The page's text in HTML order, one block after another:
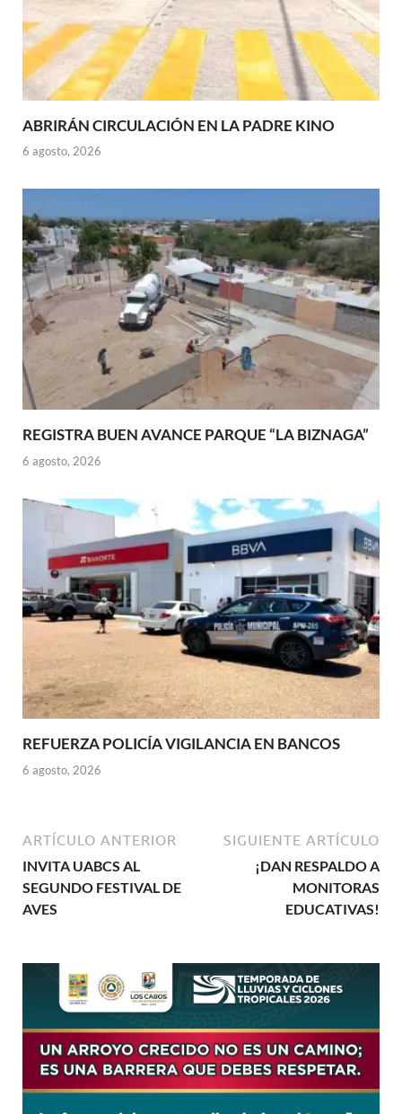
ABRIRÁN CIRCULACIÓN EN LA PADRE KINO
6 agosto, 2026
REGISTRA BUEN AVANCE PARQUE “LA BIZNAGA”
6 agosto, 2026
REFUERZA POLICÍA VIGILANCIA EN BANCOS
6 agosto, 2026
ARTÍCULO ANTERIOR
INVITA UABCS AL
SEGUNDO FESTIVAL DE
AVES
SIGUIENTE ARTÍCULO
¡DAN RESPALDO A
MONITORAS
EDUCATIVAS!